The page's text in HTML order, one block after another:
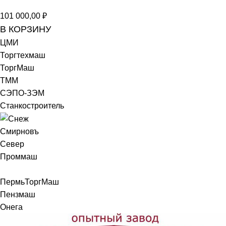
101 000,00 ₽
В КОРЗИНУ
ЦМИ
Торгтехмаш
ТоргМаш
ТММ
СЭПО-ЗЭМ
Станкостроитель
Смирновъ
Север
Проммаш
ПермьТоргМаш
Пензмаш
Онега